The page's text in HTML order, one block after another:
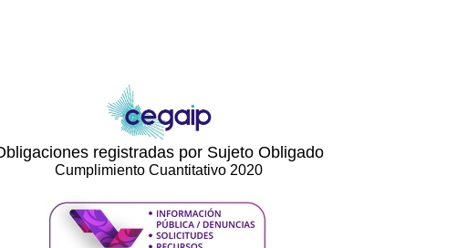
registradas por Sujeto Obligado
Cumplimiento Cuantitativo 2020